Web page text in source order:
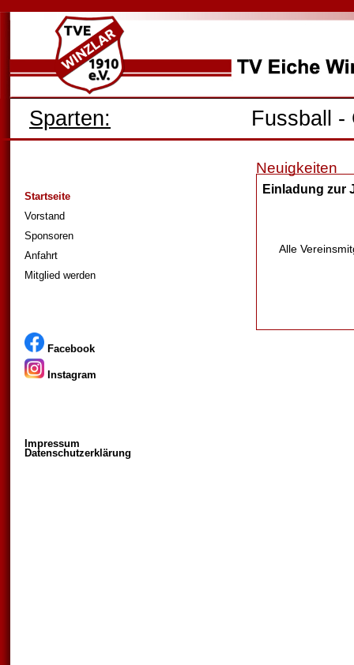
Sparten: Fussball -
Startseite
Vorstand
Sponsoren
Anfahrt
Mitglied werden
Facebook
Instagram
Impressum
Datenschutzerklärung
Neuigkeiten
Einladung zur
Alle